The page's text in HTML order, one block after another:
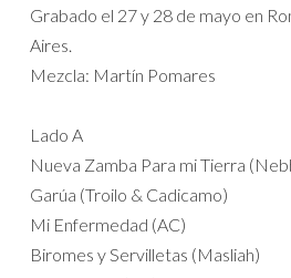
Grabado el 27 y 28 de mayo en
Aires.
Mezcla: Martín Pomares
Lado A
Nueva Zamba Para mi Tierra
Garúa (Troilo & Cadicamo)
Mi Enfermedad (AC)
Biromes y Servilletas (Masliah)